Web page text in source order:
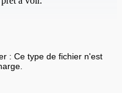
: Ce type de fichier n'est